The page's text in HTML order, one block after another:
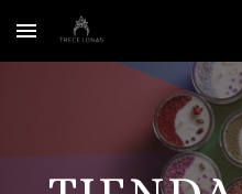
Skip to main content